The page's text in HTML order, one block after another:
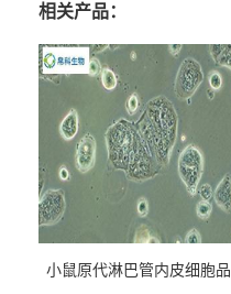
相关产品：
小鼠原代淋巴管内皮细胞品